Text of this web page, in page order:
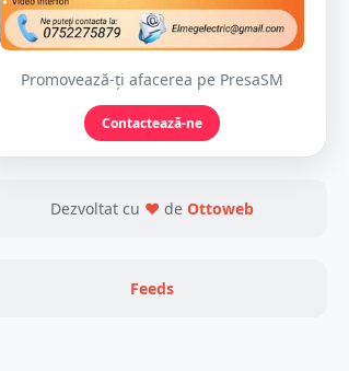
Promovează-ți afacerea pe PresaSM
Contactează-ne
Dezvoltat cu ❤ de Ottoweb
Feeds